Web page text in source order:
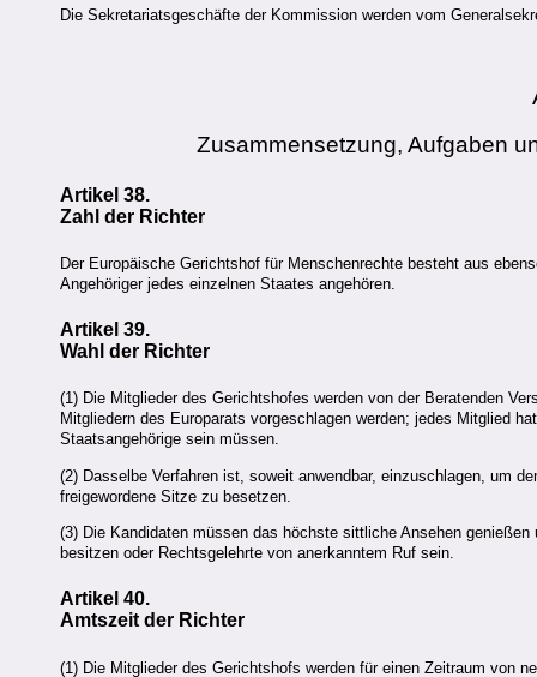
Die Sekretariatsgeschäfte der Kommission werden vom
Zusammensetzung, Aufgaben
Artikel 38.
Zahl der Richter
Der Europäische Gerichtshof für Menschenrechte besteht aus
Angehöriger jedes einzelnen Staates angehören.
Artikel 39.
Wahl der Richter
(1) Die Mitglieder des Gerichtshofes werden von der Beratenden
Mitgliedern des Europarats vorgeschlagen werden; jedes Mitglied
Staatsangehörige sein müssen.
(2) Dasselbe Verfahren ist, soweit anwendbar, einzuschlagen, um
freigewordene Sitze zu besetzen.
(3) Die Kandidaten müssen das höchste sittliche Ansehen
besitzen oder Rechtsgelehrte von anerkanntem Ruf sein.
Artikel 40.
Amtszeit der Richter
(1) Die Mitglieder des Gerichtshofs werden für einen Zeitraum von